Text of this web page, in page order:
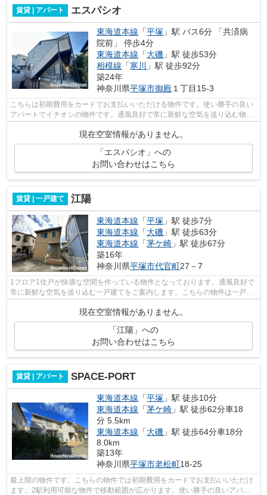
賃貸 | アパート エスパシオ
東海道本線 「平塚 」駅 バス6分 「共済病
院前」 停歩4分
東海道本線 「大磯 」駅 徒歩53分
相模線 「寒川
」駅 徒歩92分
築24年
神奈川県平塚市御殿１丁目15-3
こちらは初期費用をカードでお支払いいただける物件です。使い勝手の良い
アパートでイチオシの物件です。通風良好で常に新鮮な空気を送り込む物件
現在空室情報がありません。
「エスパシオ」への
お問い合わせはこちら
賃貸 | 一戸建て 江陽
東海道本線 「平塚 」駅 徒歩7分
東海道本線 「大磯 」駅 徒歩63分
東海道本線 「茅ケ崎 」駅 徒歩67分
築16年
神奈川県平塚市代官町27－7
1フロア1住戸が快適な空間を作っている物件となっております。通風良好で
常に新鮮な空気を送り込む一戸建てをご案内します。こちらの物件は一戸建
現在空室情報がありません。
「江陽」への
お問い合わせはこちら
賃貸 | アパート SPACE-PORT
東海道本線 「平塚 」駅 徒歩10分
東海道本線 「茅ケ崎 」駅 徒歩62分車18
分 5.5km
東海道本線 「大磯 」駅 徒歩64分車18分
8.0km
築13年
神奈川県平塚市老松町18-25
最上階の物件です。こちらの物件では初期費用をカードでお支払いいただけ
ます。2駅利用可能な物件で移動範囲が広がります。使い勝手の良いアパー